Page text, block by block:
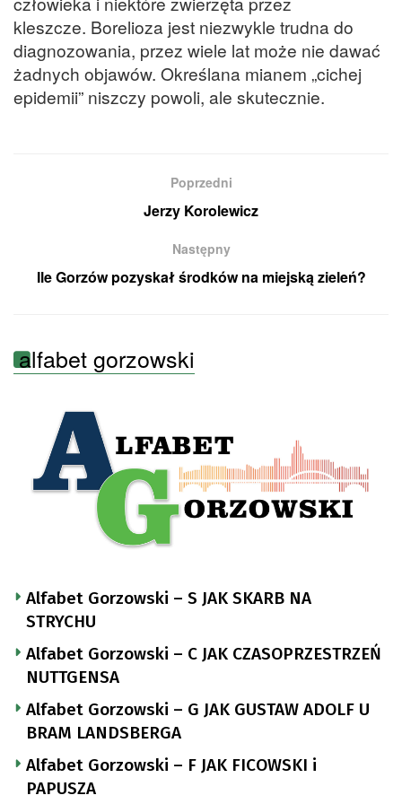
kleszcze. Borelioza jest niezwykle trudna do
diagnozowania, przez wiele lat może nie dawać
żadnych objawów. Określana mianem „cichej
epidemii” niszczy powoli, ale skutecznie.
Poprzedni
Jerzy Korolewicz
Następny
Ile Gorzów pozyskał środków na miejską zieleń?
alfabet gorzowski
Alfabet Gorzowski – S JAK SKARB NA
STRYCHU
Alfabet Gorzowski – C JAK CZASOPRZESTRZEŃ
NUTTGENSA
Alfabet Gorzowski – G JAK GUSTAW ADOLF U
BRAM LANDSBERGA
Alfabet Gorzowski – F JAK FICOWSKI i
PAPUSZA